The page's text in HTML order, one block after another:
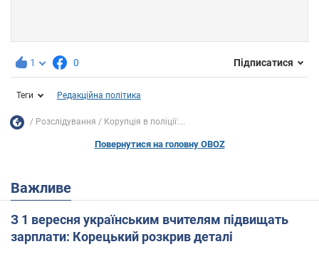
1 0 Підписатися
Теги Редакційна політика
Розслідування Корупція в поліції:...
Повернутися на головну OBOZ
Важливе
З 1 вересня українським вчителям підвищать
зарплати: Корецький розкрив деталі